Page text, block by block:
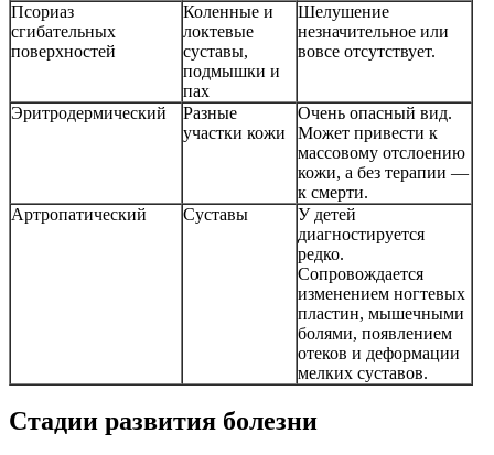
Псориаз
сгибательных
поверхностей
Коленные и
локтевые
суставы,
подмышки и
пах
Шелушение
незначительное или
вовсе отсутствует.
Эритродермический
Разные
участки кожи
Очень опасный вид.
Может привести к
массовому отслоению
кожи, а без терапии —
к смерти.
Артропатический
Суставы
У детей
диагностируется
редко.
Сопровождается
изменением ногтевых
пластин, мышечными
болями, появлением
отеков и деформации
мелких суставов.
Стадии развития болезни